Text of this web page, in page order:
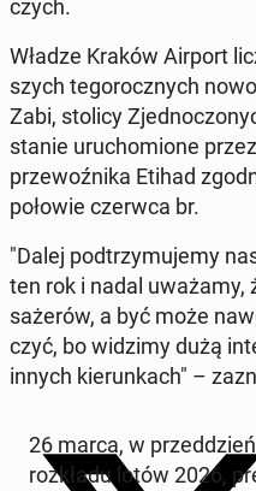
czych.
Władze Kraków Airport
szych te­go­rocz­nych
Zabi, stolicy
sta­nie uru­cho­mio­ne
prze­woź­ni­ka Etihad
połowie czerwca br.
"Dalej pod­trzy­mu­je­my
ten rok i nadal
sa­że­rów, a być może
czyć, bo widzimy dużą
innych kie­run­kach" –
26 marca, w
roz­kła­du lotów 2026,